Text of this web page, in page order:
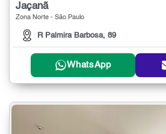
Jaçanã
Zona Norte - São Paulo
R Palmira Barbosa, 89
WhatsApp